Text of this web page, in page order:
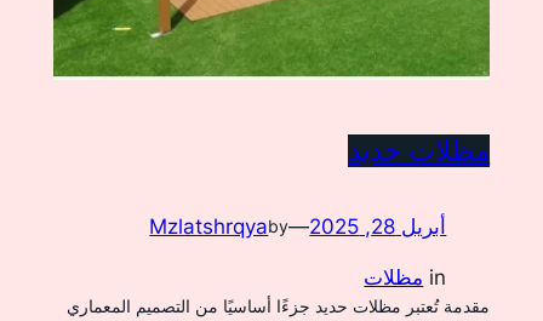
مظلات حديد
أبريل 28, 2025 —
by
Mzlatshrqya
in مظلات
مقدمة تُعتبر مظلات حديد جزءًا أساسيًا من التصميم المعماري